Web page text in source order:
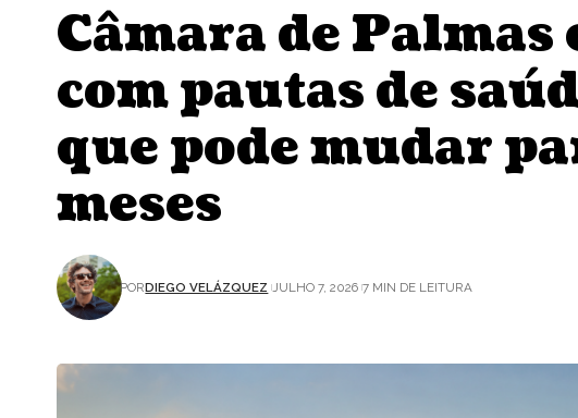
Câmara de
com pautas de
que pode mudar
meses
PORDIEGO VELÁZQUEZ JULHO 7, 2026 7 MIN DE LEITURA